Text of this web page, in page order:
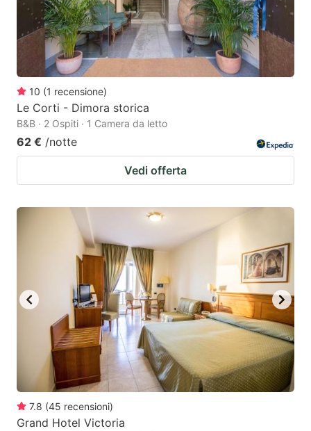
10 (1 recensione)
Le Corti - Dimora storica
B&B · 2 Ospiti · 1 Camera da letto
62 € /notte
Vedi offerta
7.8 (45 recensioni)
Grand Hotel Victoria